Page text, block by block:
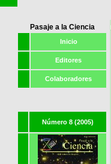
Pasaje a la Ciencia
Inicio
Editores
Colaboradores
Número 8 (2005)